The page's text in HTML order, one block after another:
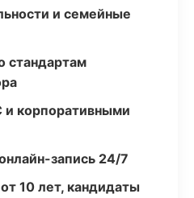
и семейные
стандартам
корпоративными
запись 24/7
10 лет, кандидаты